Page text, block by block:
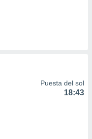
Puesta del sol
18:43